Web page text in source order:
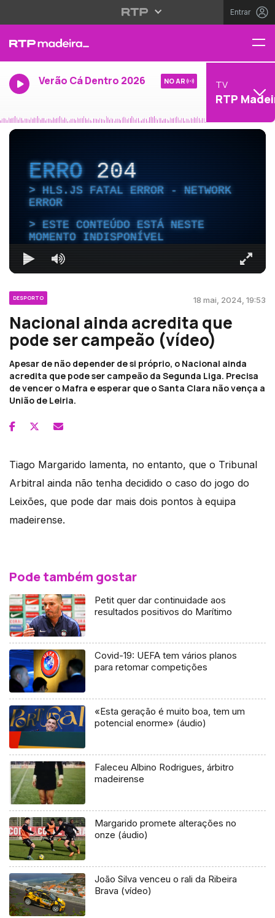
Entrar
Verão Cá Dentro 2026 NO AR TV
RTP
ERRO204
HLS.JS FATAL ERROR - NETWORK
ERROR
ESTE CONTEÚDO ESTÁ NESTE
MOMENTO INDISPONÍVEL
DESPORTO 18 mai, 2024, 19:53
Nacional ainda acredita que
pode ser campeão (vídeo)
Apesar de não depender de si próprio, o Nacional ainda
acredita que pode ser campeão da Segunda Liga. Precisa
de vencer o Mafra e esperar que o Santa Clara não vença a
União de Leiria.
Tiago Margarido lamenta, no entanto, que o Tribunal
Arbitral ainda não tenha decidido o caso do jogo do
Leixões, que pode dar mais dois pontos à equipa
madeirense.
Pode também gostar
Petit quer dar continuidade aos
resultados positivos do Marítimo
Covid-19: UEFA tem vários planos
para retomar competições
«Esta geração é muito boa, tem um
potencial enorme» (áudio)
Faleceu Albino Rodrigues, árbitro
madeirense
Margarido promete alterações no
onze (áudio)
João Silva venceu o rali da Ribeira
Brava (vídeo)